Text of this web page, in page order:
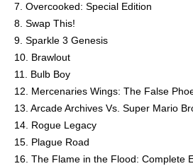
7. Overcooked: Special Edition
8. Swap This!
9. Sparkle 3 Genesis
10. Brawlout
11. Bulb Boy
12. Mercenaries Wings: The False
13. Arcade Archives Vs. Super Mario
14. Rogue Legacy
15. Plague Road
16. The Flame in the Flood: Complete